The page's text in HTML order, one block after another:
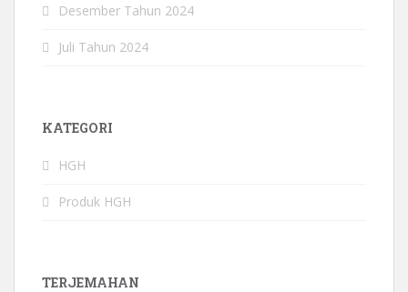
Desember Tahun 2024
Juli Tahun 2024
KATEGORI
HGH
Produk HGH
TERJEMAHAN